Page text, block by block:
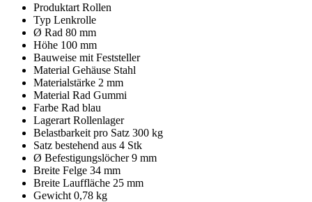
Produktart Rollen
Typ Lenkrolle
Ø Rad 80 mm
Höhe 100 mm
Bauweise mit Feststeller
Material Gehäuse Stahl
Materialstärke 2 mm
Material Rad Gummi
Farbe Rad blau
Lagerart Rollenlager
Belastbarkeit pro Satz 300 kg
Satz bestehend aus 4 Stk
Ø Befestigungslöcher 9 mm
Breite Felge 34 mm
Breite Lauffläche 25 mm
Gewicht 0,78 kg